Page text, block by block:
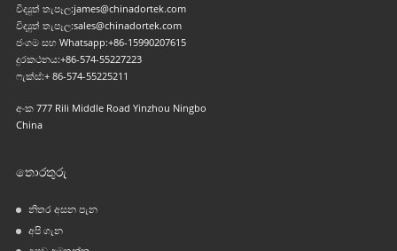
විද්‍යුත් තැපෑල:james@chinadortek.com
විද්‍යුත් තැපෑල:sales@chinadortek.com
ජංගම සහ Whatsapp:+86-15990207615
දුරකථනය:+86-574-55227223
ෆැක්ස්:+ 86-574-55225211
අංක 777 Rili Middle Road Yinzhou Ningbo
China
තොරතුරු
නිතර අසන පැන
අපි ගැන